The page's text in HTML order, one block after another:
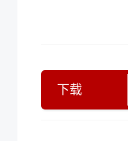
下载